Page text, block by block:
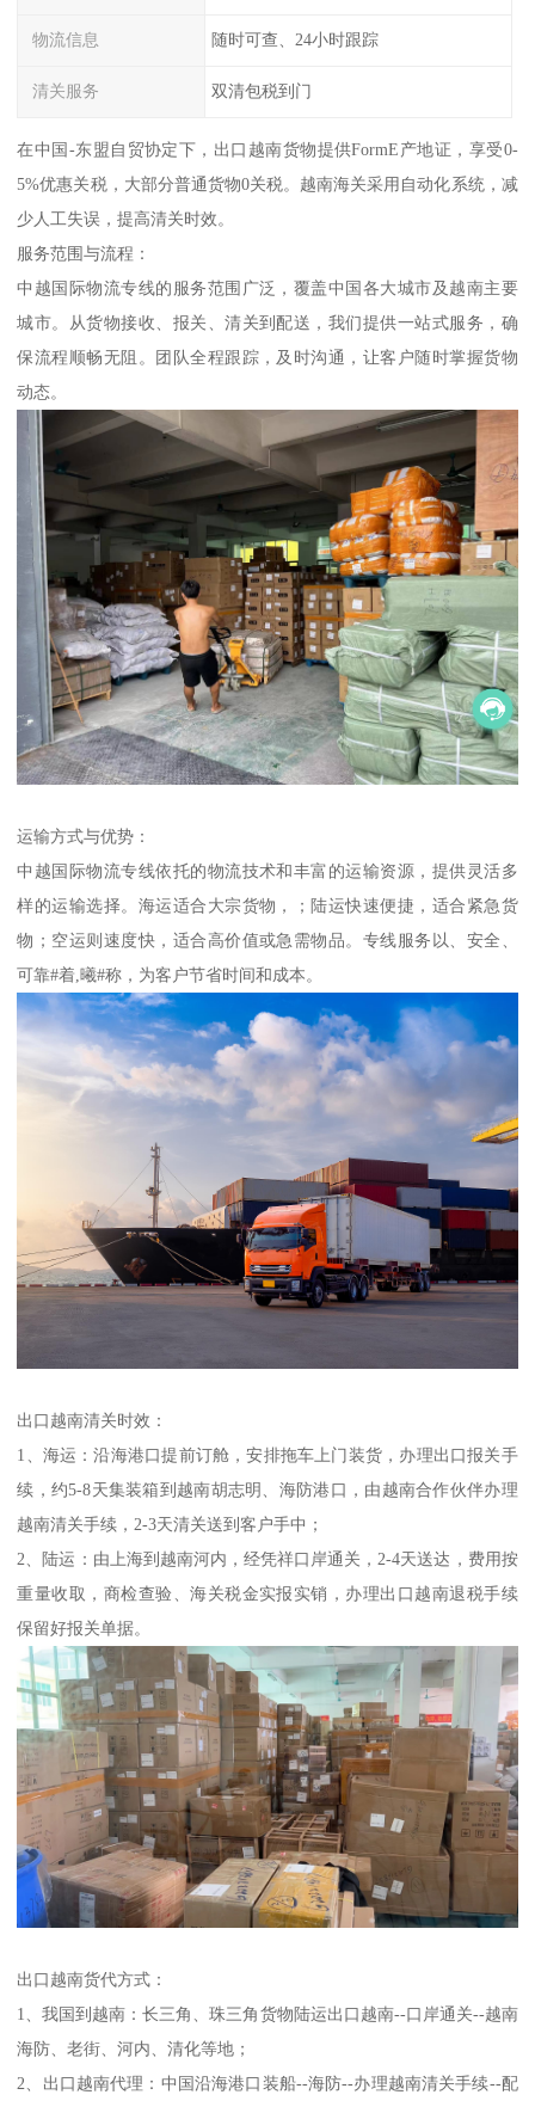
物流信息 随时可查、24小时跟踪
清关服务 双清包税到门
在中国-东盟自贸协定下，出口越南货物提供FormE产地证，享受0-
5%优惠关税，大部分普通货物0关税。越南海关采用自动化系统，减
少人工失误，提高清关时效。
服务范围与流程：
中越国际物流专线的服务范围广泛，覆盖中国各大城市及越南主要
城市。从货物接收、报关、清关到配送，我们提供一站式服务，确
保流程顺畅无阻。团队全程跟踪，及时沟通，让客户随时掌握货物
动态。
运输方式与优势：
中越国际物流专线依托的物流技术和丰富的运输资源，提供灵活多
样的运输选择。海运适合大宗货物，；陆运快速便捷，适合紧急货
物；空运则速度快，适合高价值或急需物品。专线服务以、安全、
可靠#着,曦#称，为客户节省时间和成本。
出口越南清关时效：
1、海运：沿海港口提前订舱，安排拖车上门装货，办理出口报关手
续，约5-8天集装箱到越南胡志明、海防港口，由越南合作伙伴办理
越南清关手续，2-3天清关送到客户手中；
2、陆运：由上海到越南河内，经凭祥口岸通关，2-4天送达，费用按
重量收取，商检查验、海关税金实报实销，办理出口越南退税手续
保留好报关单据。
出口越南货代方式：
1、我国到越南：长三角、珠三角货物陆运出口越南--口岸通关--越南
海防、老街、河内、清化等地；
2、出口越南代理：中国沿海港口装船--海防--办理越南清关手续--配